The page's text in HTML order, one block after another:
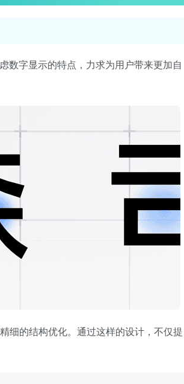
数字显示的特点，力求为用户带来更加自
细的结构优化。通过这样的设计，不仅提